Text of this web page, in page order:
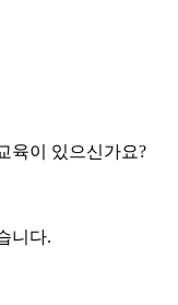
육이 있으신가요?
니다.